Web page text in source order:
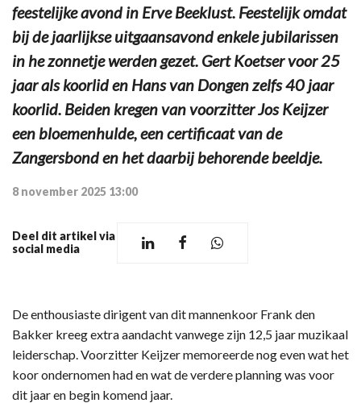
feestelijke avond in Erve Beeklust. Feestelijk omdat
bij de jaarlijkse uitgaansavond enkele jubilarissen
in he zonnetje werden gezet. Gert Koetser voor 25
jaar als koorlid en Hans van Dongen zelfs 40 jaar
koorlid. Beiden kregen van voorzitter Jos Keijzer
een bloemenhulde, een certificaat van de
Zangersbond en het daarbij behorende beeldje.
8 november 2025 13:00
Deel dit artikel via
social media
De enthousiaste dirigent van dit mannenkoor Frank den
Bakker kreeg extra aandacht vanwege zijn 12,5 jaar muzikaal
leiderschap. Voorzitter Keijzer memoreerde nog even wat het
koor ondernomen had en wat de verdere planning was voor
dit jaar en begin komend jaar.